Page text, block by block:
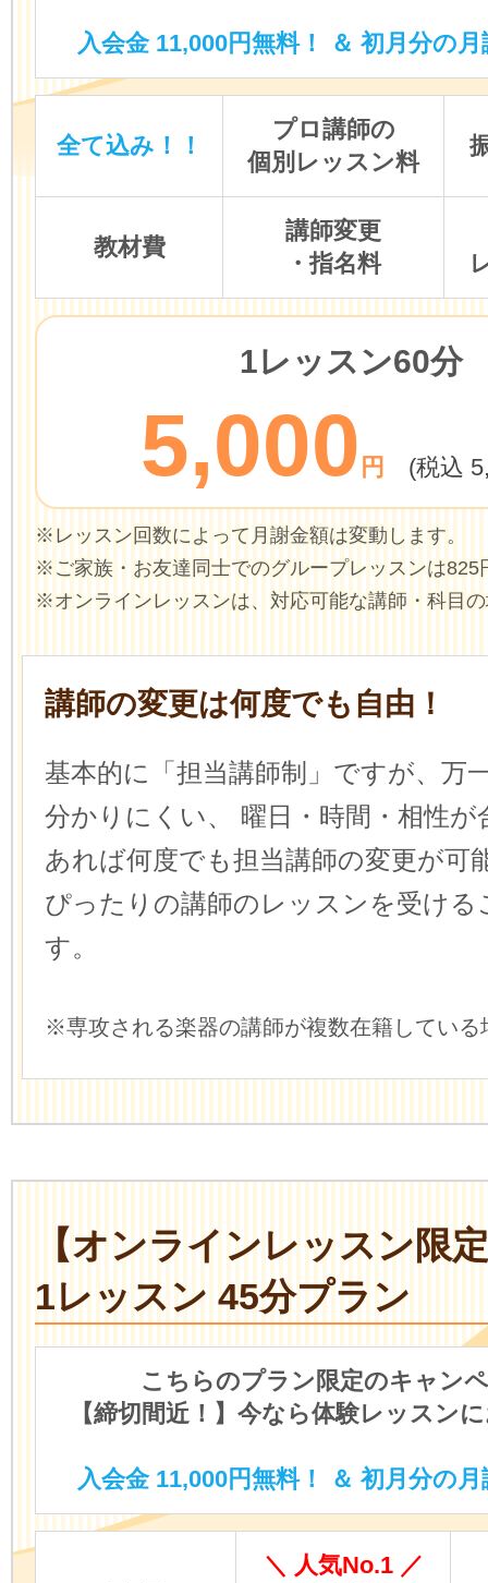
入会金 11,000円無料！ ＆ 初月分の
全て込み！！
プロ講師の
個別レッスン料
教材費
講師変更
・指名料
1レッスン60分
5,000 円 (税込
※レッスン回数によって月謝金額は変動します。
※ご家族・お友達同士でのグループレッスンは825
※オンラインレッスンは、対応可能な講師・科目
講師の変更は何度でも自由！
基本的に「担当講師制」ですが、万
分かりにくい、
曜日・時間・相性
あれば何度でも担当講師の変更が可
ぴったりの講師のレッスンを受ける
す。
※専攻される楽器の講師が複数在籍している
【オンラインレッスン限
1レッスン 45分プラン
こちらのプラン限定のキャン
【締切間近！】今なら体験レッスン
入会金 11,000円無料！ ＆ 初月分の
＼ 人気No.1 ／